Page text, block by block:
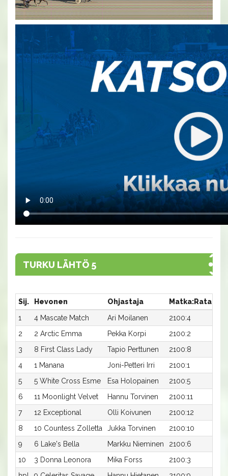
TURKU LÄHTÖ 5
Sij. Hevonen Ohjastaja Matka:Rata
1
4 Mascate Match Ari Moilanen 2100:4
2
2 Arctic Emma Pekka Korpi 2100:2
3
8 First Class Lady Tapio Perttunen 2100:8
4
1 Manana Joni-Petteri Irri 2100:1
5
5 White Cross Esme Esa Holopainen 2100:5
6
11 Moonlight Velvet Hannu Torvinen 2100:11
7
12 Exceptional Olli Koivunen 2100:12
8
10 Countess Zolletta Jukka Torvinen 2100:10
9
6 Lake's Bella Markku Nieminen 2100:6
10
3 Donna Leonora Mika Forss 2100:3